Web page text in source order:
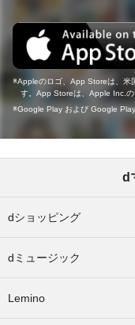
Appleのロゴ、App Storeは、米
す。App Storeは、Apple Inc.の
Google Play および Google
d
dショッピング
dミュージック
Lemino